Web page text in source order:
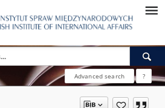
Advanced search ?